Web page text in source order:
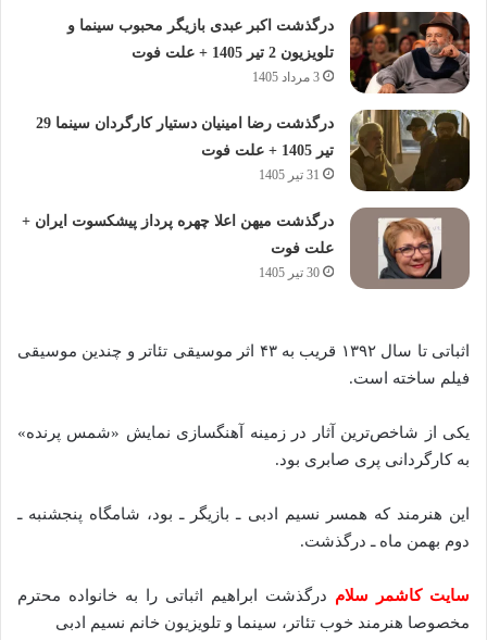
درگذشت اکبر عبدی بازیگر محبوب سینما و
تلویزیون 2 تیر 1405 + علت فوت
3 مرداد 1405
درگذشت رضا امینیان دستیار کارگردان سینما 29
تیر 1405 + علت فوت
31 تیر 1405
درگذشت میهن اعلا چهره پرداز پیشکسوت ایران +
علت فوت
30 تیر 1405
اثباتی تا سال ۱۳۹۲ قریب به ۴۳ اثر موسیقی تئاتر و چندین موسیقی
فیلم ساخته است.
یکی از شاخص‌ترین آثار در زمینه آهنگسازی نمایش «شمس پرنده»
به کارگردانی پری صابری بود.
این هنرمند که همسر نسیم ادبی ـ بازیگر ـ بود، شامگاه پنجشنبه ـ
دوم بهمن ماه ـ درگذشت.
سایت کاشمر سلام درگذشت ابراهیم اثباتی را به خانواده محترم
مخصوصا هنرمند خوب تئاتر، سینما و تلویزیون خانم نسیم ادبی